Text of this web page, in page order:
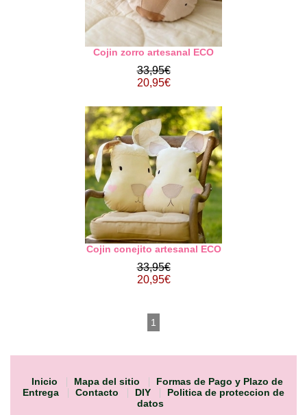
Cojin zorro artesanal ECO
33,95€
20,95€
Cojin conejito artesanal ECO
33,95€
20,95€
1
Inicio Mapa del sitio
Formas de Pago y Plazo de
Entrega
Contacto DIY
Politica de proteccion de
datos